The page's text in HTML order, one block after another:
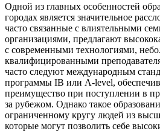
Одной из главных особенностей
городах является значительное
часто связанные с влиятельными
организациями, предлагают
с современными технологиями,
квалифицированными
часто следуют международным
программы IB или A-level,
преимущество при поступлении в
за рубежом. Однако такое
ограниченному кругу людей из
которые могут позволить себе